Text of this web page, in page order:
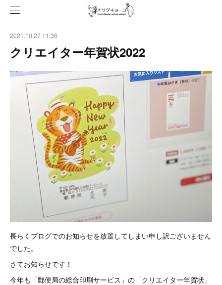
2021.10.27 11:36
クリエイター年賀状2022
長らくブログでのお知らせを放置してしまい申し訳ございません
でした。
さてお知らせです！
今年も「郵便局の総合印刷サービス」の「クリエイター年賀状」